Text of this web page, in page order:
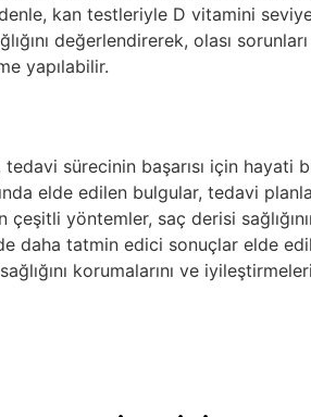
kan testleriyle D vitamini
değerlendirerek, olası
yapılabilir.
sürecinin başarısı için hayati
elde edilen bulgular, tedavi
yöntemler, saç derisi
daha tatmin edici sonuçlar elde
korumalarını ve